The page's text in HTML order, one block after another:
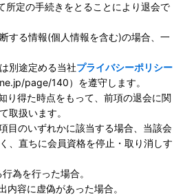
所定の手続きをとることにより退会で
る情報(個人情報を含む)の場合、一
途定める当社プライバシーポリシー
page/140）を遵守します。
り得た時点をもって、前項の退会に関
取扱います。
目のいずれかに該当する場合、当該会
、直ちに会員資格を停止・取り消しす
を行った場合。
容に虚偽があった場合。